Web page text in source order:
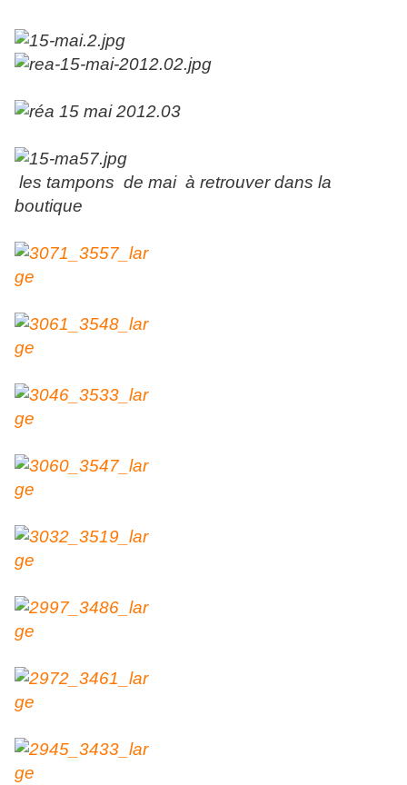
les tampons de mai à retrouver dans la
boutique